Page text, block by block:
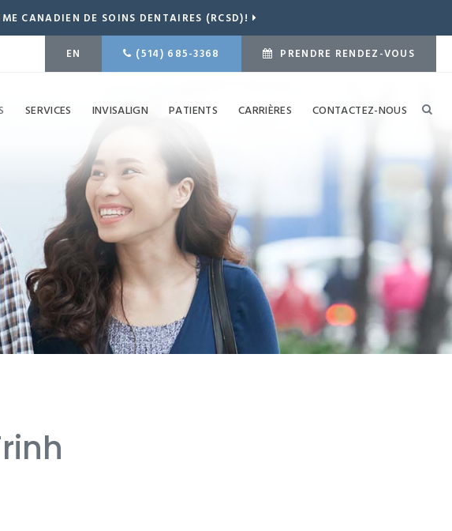
CANADIEN DE SOINS DENTAIRES (RCSD)!
EN (514) 685-3368 PRENDRE RENDEZ-VOUS
SERVICES INVISALIGN PATIENTS CARRIÈRES CONTACTEZ-NOUS